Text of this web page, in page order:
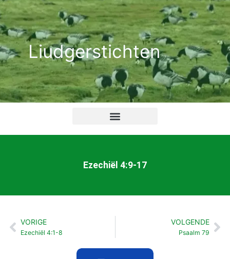
Ga
naar
de
inhoudLiudgerstichten
Ezechiël 4:9-17
Vorige
VORIGE
Ezechiël 4:1-8
VOLGENDE
Psaalm 79